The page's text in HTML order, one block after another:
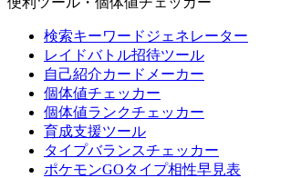
検索キーワードジェネレーター
レイドバトル招待ツール
自己紹介カードメーカー
個体値チェッカー
個体値ランクチェッカー
育成支援ツール
タイプバランスチェッカー
ポケモンGOタイプ相性早見表